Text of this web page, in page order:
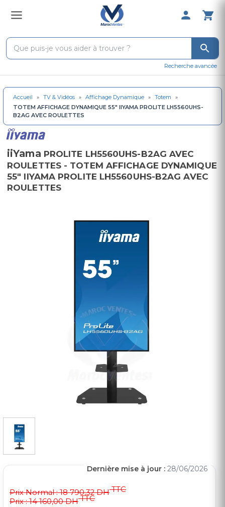
0 Produit
Recherche avancée
Accueil » TV & Vidéos » Affichage Dynamique » Totem
»
TOTEM AFFICHAGE DYNAMIQUE 55" IIYAMA PROLITE LH5560UHS-
B2AG AVEC ROULETTES
iiYama PROLITE LH5560UHS-B2AG AVEC
ROULETTES - TOTEM AFFICHAGE DYNAMIQUE
55" IIYAMA PROLITE LH5560UHS-B2AG AVEC
ROULETTES
Prix Normal :18 790,32 DHTTC
Prix : 14 160,00 DHTTC
Dernière mise à jour : 28/06/2026